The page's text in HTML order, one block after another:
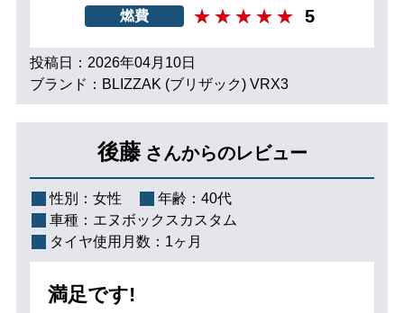
燃費 5
投稿日：2026年04月10日
ブランド：BLIZZAK (ブリザック) VRX3
後藤 さんからのレビュー
性別： 女性 年齢： 40代
車種： エヌボックスカスタム
タイヤ使用月数： 1ヶ月
満足です!